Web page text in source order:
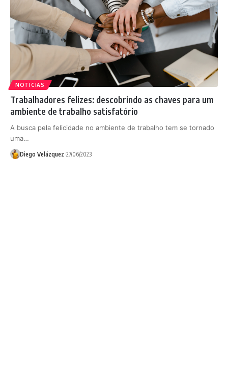
NOTICIAS
Trabalhadores felizes: descobrindo as chaves para um
ambiente de trabalho satisfatório
A busca pela felicidade no ambiente de trabalho tem se tornado
uma…
Diego Velázquez 27/06/2023